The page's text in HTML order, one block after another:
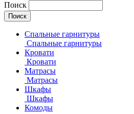
Поиск
Спальные гарнитуры
Спальные гарнитуры
Кровати
Кровати
Матрасы
Матрасы
Шкафы
Шкафы
Комоды